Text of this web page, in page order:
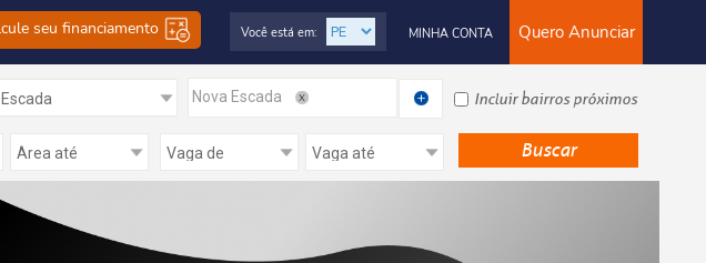
seu financiamento Quero Anunciar
MINHA CONTA
Você está em:
Nova Escada Incluir bairros próximos